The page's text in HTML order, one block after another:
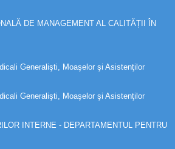
DE MANAGEMENT AL CALITĂȚII ÎN
Generalişti, Moaşelor şi Asistenţilor
Generalişti, Moaşelor şi Asistenţilor
INTERNE - DEPARTAMENTUL PENTRU